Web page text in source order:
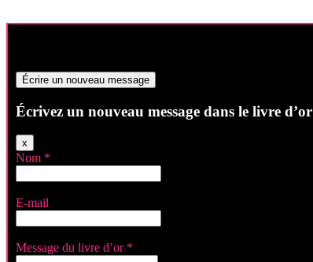
Écrivez un nouveau message dans le livre d’or
x
ce
formulaire.
Nom *
E-mail
Message du livre d’or *